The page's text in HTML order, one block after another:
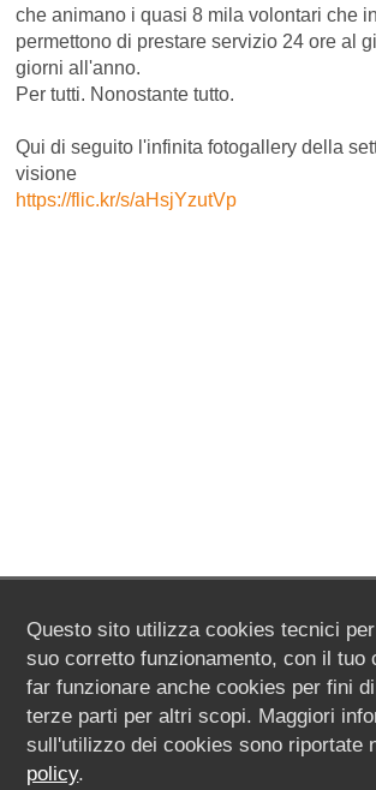
che animano i quasi 8 mila volontari che
permettono di prestare servizio 24 ore al
giorni all'anno.
Per tutti. Nonostante tutto.
Qui di seguito l'infinita fotogallery della
visione
https://flic.kr/s/aHsjYzutVp
Questo sito utilizza cookies tecnici
suo corretto funzionamento, con il tuo
far funzionare anche cookies per fini
terze parti per altri scopi. Maggiori
sull'utilizzo dei cookies sono riportate
policy.